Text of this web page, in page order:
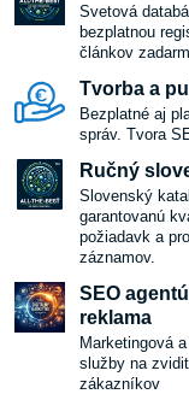
Svetová
bezplatnou
článkov
Tvorba a
Bezplatné aj
správ. Tvora
Ručný
Slovenský
garantovanú
požiadavk a
záznamov.
SEO
reklama
Marketingová
služby na
zákazníkov